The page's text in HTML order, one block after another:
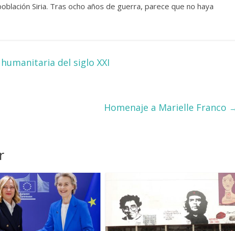
Siria. Tras ocho años de guerra, parece que no haya
del siglo XXI
Homenaje a Marielle Franco